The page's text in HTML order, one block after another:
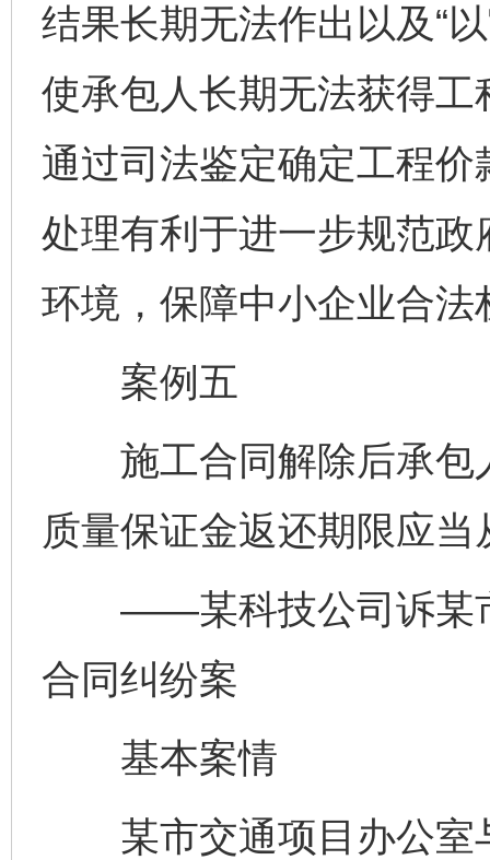
结果长期无法作出以及“
使承包人长期无法获得
通过司法鉴定确定工程
处理有利于进一步规范
环境，保障中小企业合法
案例五
施工合同解除后承包
质量保证金返还期限应
——某科技公司诉某市
合同纠纷案
基本案情
某市交通项目办公室